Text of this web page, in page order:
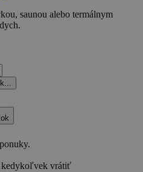
saunou alebo termálnym
kedykoľvek vrátiť